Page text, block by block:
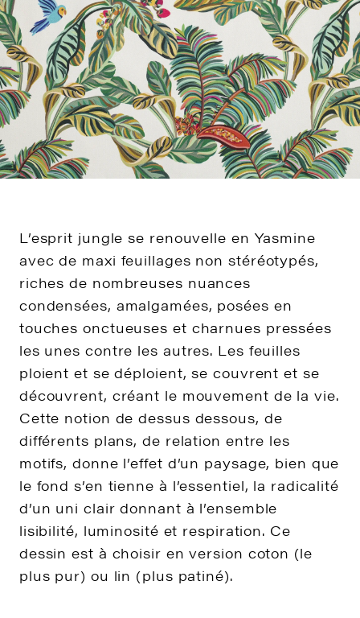
L’esprit jungle se renouvelle en Yasmine
avec de maxi feuillages non stéréotypés,
riches de nombreuses nuances
condensées, amalgamées, posées en
touches onctueuses et charnues pressées
les unes contre les autres. Les feuilles
ploient et se déploient, se couvrent et se
découvrent, créant le mouvement de la vie.
Cette notion de dessus dessous, de
différents plans, de relation entre les
motifs, donne l’effet d’un paysage, bien que
le fond s’en tienne à l’essentiel, la radicalité
d’un uni clair donnant à l’ensemble
lisibilité, luminosité et respiration. Ce
dessin est à choisir en version coton (le
plus pur) ou lin (plus patiné).